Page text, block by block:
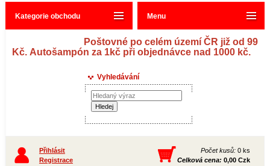
Poštovné po celém území ČR již od 99
Kč. Autošampón za 1kč při objednávce nad 1000 kč.
Kategorie obchodu
Vyhledávání
Přihlásit
Registrace
Počet kusů: 0 ks
Celková cena: 0,00 Czk
Menu